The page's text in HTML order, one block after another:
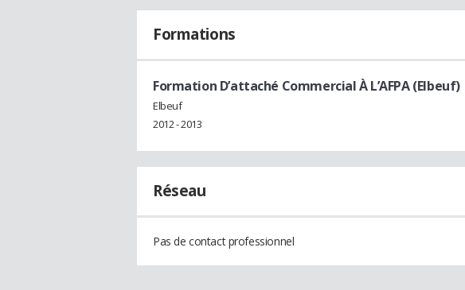
Formations
Formation D’attaché Commercial À L’AFPA (Elbeuf)
Elbeuf
2012 - 2013
Réseau
Pas de contact professionnel